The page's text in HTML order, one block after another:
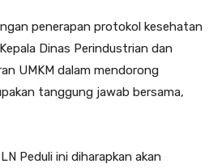
penerapan protokol kesehatan
Dinas Perindustrian dan
UMKM dalam mendorong
tanggung jawab bersama,
Peduli ini diharapkan akan